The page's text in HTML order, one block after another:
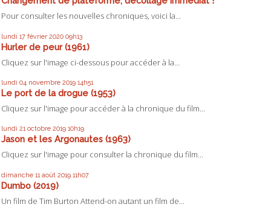
Pour consulter les nouvelles chroniques, voici la...
lundi 17 février 2020 09h13
Hurler de peur (1961)
Cliquez sur l'image ci-dessous pour accéder à la...
lundi 04 novembre 2019 14h51
Le port de la drogue (1953)
Cliquez sur l'image pour accéder à la chronique du film...
lundi 21 octobre 2019 10h19
Jason et les Argonautes (1963)
Cliquez sur l'image pour consulter la chronique du film...
dimanche 11 août 2019 11h07
Dumbo (2019)
Un film de Tim Burton Attend-on autant un film de...